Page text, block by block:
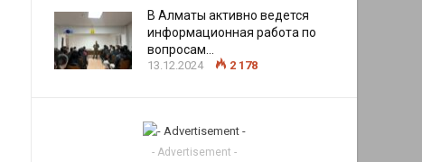
В Алматы активно ведется
информационная работа по
вопросам…
13.12.2024 2 178
- Advertisement -